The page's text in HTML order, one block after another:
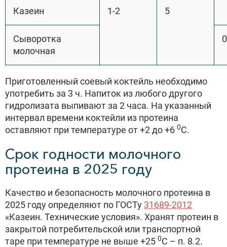
Казеин 1-2 5
Сыворотка
молочная
Приготовленный соевый коктейль необходимо
употребить за 3 ч. Напиток из любого другого
гидролизата выпивают за 2 часа. На указанный
интервал времени коктейли из протеина
оставляют при температуре от +2 до +6 0С.
Срок годности молочного
протеина в 2025 году
Качество и безопасность молочного протеина в
2025 году определяют по ГОСТу 31689-2012
«Казеин. Технические условия». Хранят протеин в
закрытой потребительской или транспортной
таре при температуре не выше +25 0С – п. 8.2.